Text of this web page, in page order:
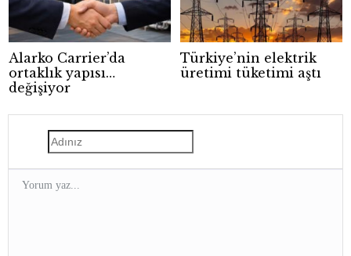
Alarko Carrier’da
ortaklık yapısı
değişiyor
Türkiye’nin elektrik
üretimi tüketimi aştı